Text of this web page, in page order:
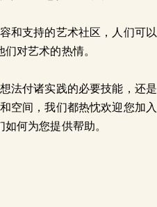
和支持的艺术社区，人们可以
对艺术的热情。
法付诸实践的必要技能，还是
空间，我们都热忱欢迎您加入
何为您提供帮助。